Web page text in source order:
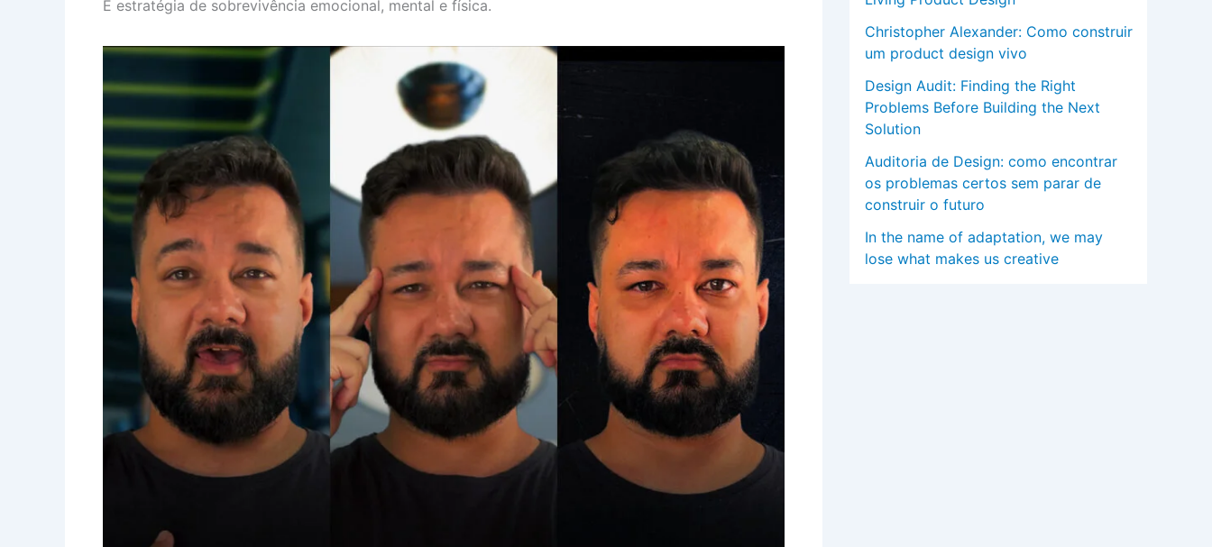
É estratégia de sobrevivência emocional, mental e física.
Christopher Alexander: Como construir
um product design vivo
Design Audit: Finding the Right
Problems Before Building the Next
Solution
Auditoria de Design: como encontrar
os problemas certos sem parar de
construir o futuro
In the name of adaptation, we may
lose what makes us creative